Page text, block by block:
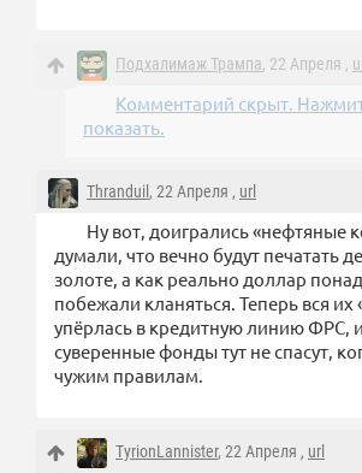
Подхалимаж Трампа, 22 Апреля ,
Комментарий скрыт.
показать.
Thranduil , 22 Апреля , url
Ну вот, доигрались «нефтяные
думали, что вечно будут печатать
золоте, а как реально доллар
побежали кланяться. Теперь вся их
упёрлась в кредитную линию ФРС,
суверенные фонды тут не спасут,
чужим правилам.
TyrionLannister, 22 Апреля , url